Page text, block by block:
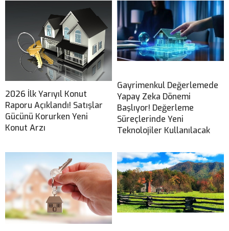
2026 İlk Yarıyıl Konut
Raporu Açıklandı! Satışlar
Gücünü Korurken Yeni
Konut Arzı
Gayrimenkul Değerlemede
Yapay Zeka Dönemi
Başlıyor! Değerleme
Süreçlerinde Yeni
Teknolojiler Kullanılacak